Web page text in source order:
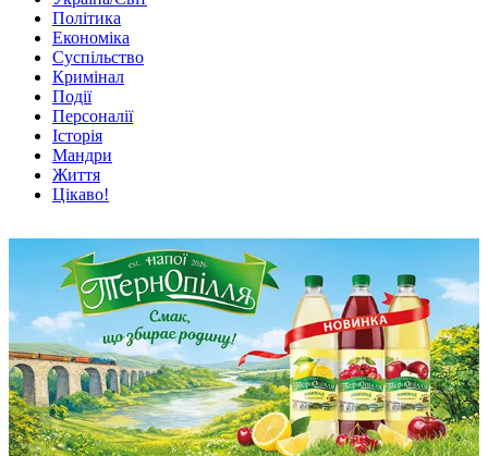
Політика
Економіка
Суспільство
Кримінал
Події
Персоналії
Історія
Мандри
Життя
Цікаво!